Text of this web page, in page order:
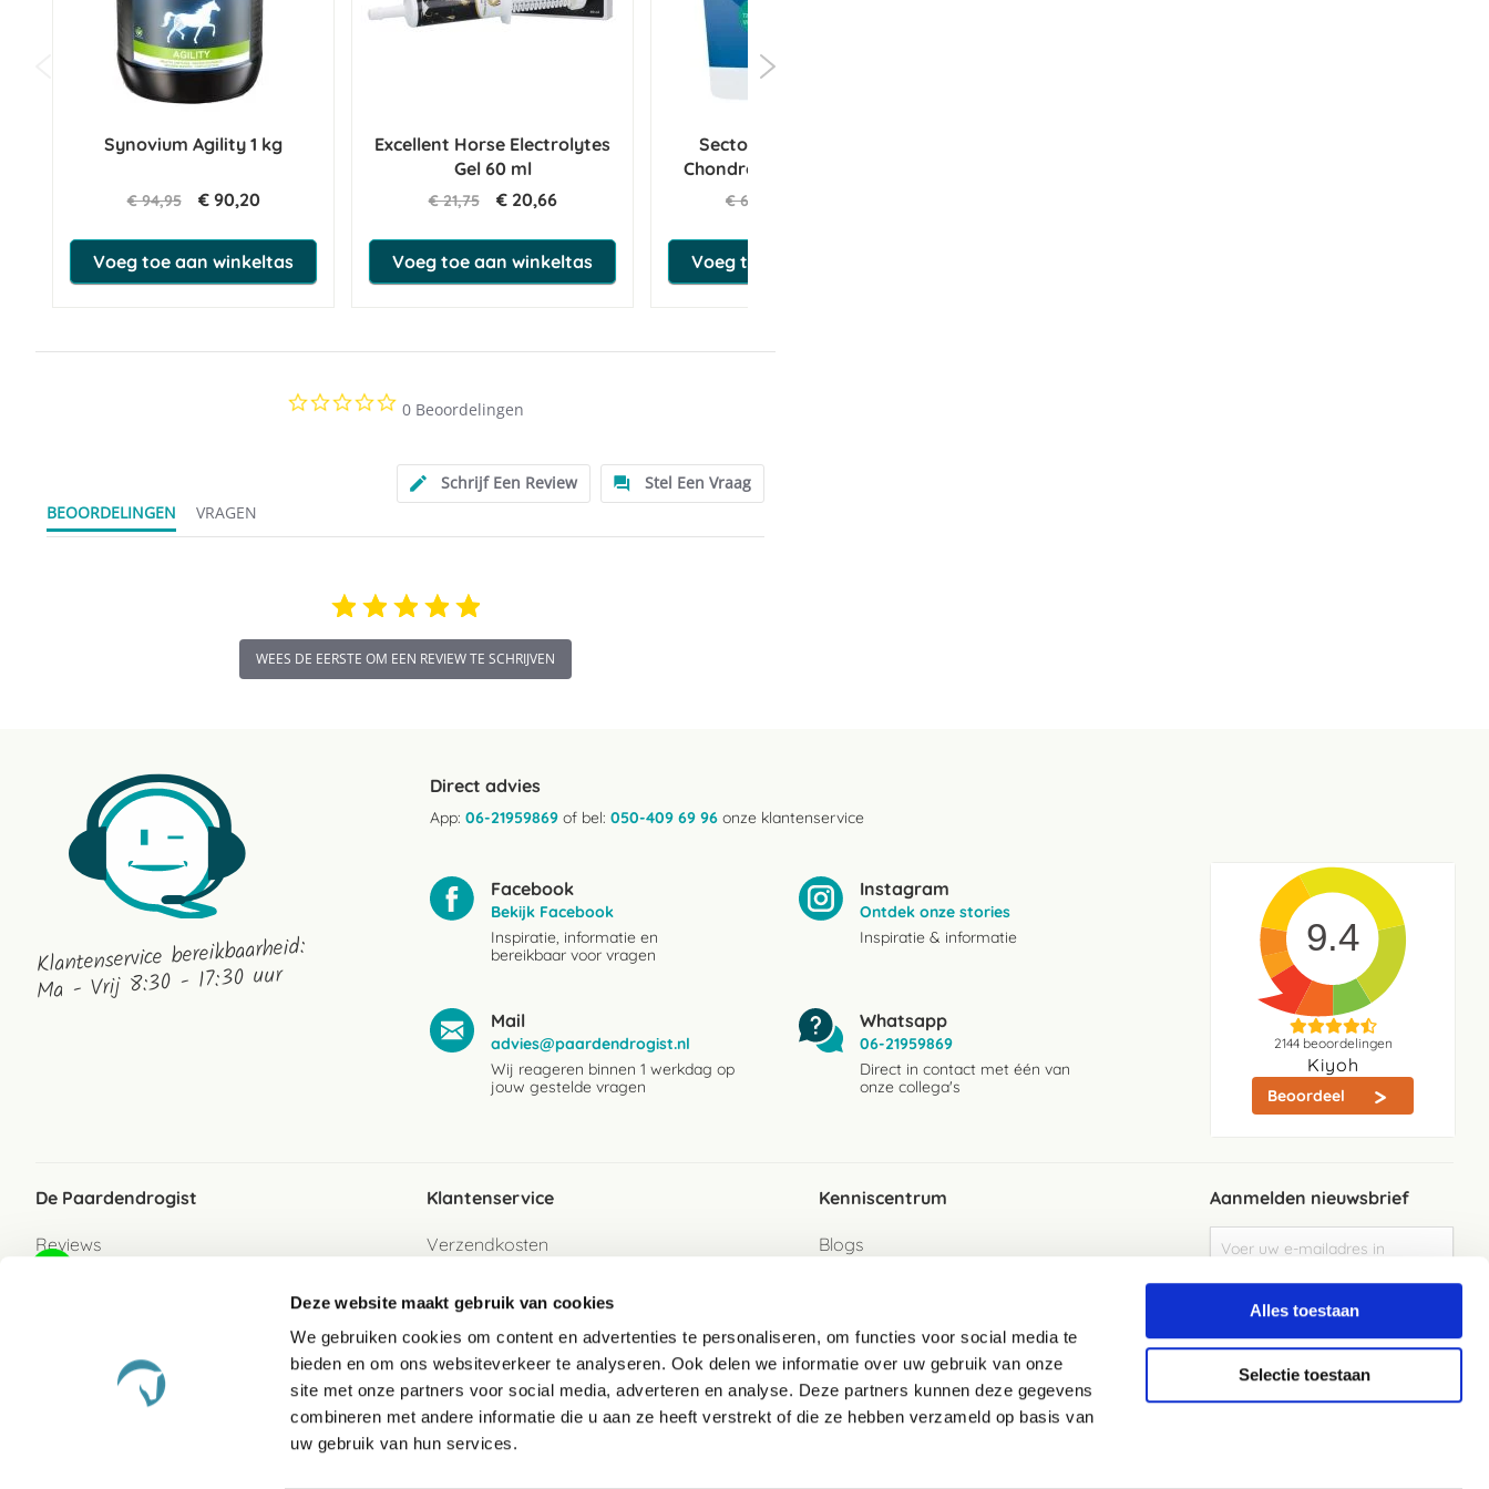
Deze website maakt gebruik van cookies
We gebruiken cookies om content en advertenties te personaliseren, om functies voor social media te
bieden en om ons websiteverkeer te analyseren. Ook delen we informatie over uw gebruik van onze
site met onze partners voor social media, adverteren en analyse. Deze partners kunnen deze gegevens
combineren met andere informatie die u aan ze heeft verstrekt of die ze hebben verzameld op basis van
uw gebruik van hun services.
Alles toestaan
Selectie toestaan
5-20 °C. Buiten bereik van kinderen bewaren.
Wat zit er in Phytonics L-Lysine Comp?
Synovium Agility 1 kg
€ 94,95 € 90,20
Voeg toe aan winkeltas
Excellent Horse Electrolytes
Gel 60 ml
€ 21,75 € 20,66
Voeg toe aan winkeltas
Sectolin Glucosamine,
Chondroitine en MSM 1 kg
€ 68,95
Voeg toe aan winkeltas
0.0
star
0 Beoordelingen
Schrijf Een Review
Stel Een Vraag
BEOORDELINGEN
VRAGEN
WEES DE EERSTE OM EEN REVIEW TE SCHRIJVEN
Klantenservice bereikbaarheid:
Ma - Vrij 8:30 - 17:30 uur
Direct advies
App: 06-21959869 of bel: 050-409 69 96 onze klantenservice
Facebook
Bekijk Facebook
Inspiratie, informatie en
bereikbaar voor vragen
Instagram
Ontdek onze stories
Inspiratie & informatie
Mail
advies@paardendrogist.nl
Wij reageren binnen 1 werkdag op
jouw gestelde vragen
Whatsapp
06-21959869
Direct in contact met één van
onze collega's
9.4
2144beoordelingen
Kiyoh
Beoordeel
De Paardendrogist
Reviews
Klantenservice
Verzendkosten
Betaalwijzen
Retour
Retour sturen als gast
Garantie
Veelgestelde vragen
Kenniscentrum
Blogs
Aanmelden nieuwsbrief
u
op
Elke week de beste acties en het laaste